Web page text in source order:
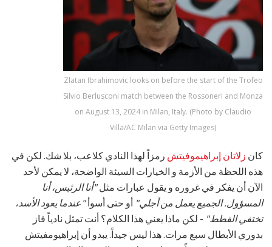
Zlatan Ibrahimovic looks on before the start of the Trofeo
Silvio Berlusconi match between the Rossoneri and Monza
on August 13, 2024 in Milan, Italy. (Photo by Claudio
Villa/AC Milan via Getty Images)
كان زلاتان إبراهيموفيتش رمزاً لهذا النادي كلاعب، بلا شك. لكن في
هذه اللحظة من الأزمة و الخيارات السيئة الواضحة، لا يمكن لأحد
الآن أن يفكر في غروره و يقول عبارات مثل"أنا الرئيس، أنا
المسؤول. الجميع يعمل من أجلي" أو حتى أسوأ"عندما يعود الأسد،
تختفي القطط" - لكن ماذا يعني هذا الكلام؟ أنت تمثل نادياً فاز
بدوري الأبطال سبع مرات. هذا ليس جيداً. يبدو أن إبراهيومفيتش